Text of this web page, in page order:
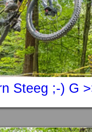
Steeg ;-) G